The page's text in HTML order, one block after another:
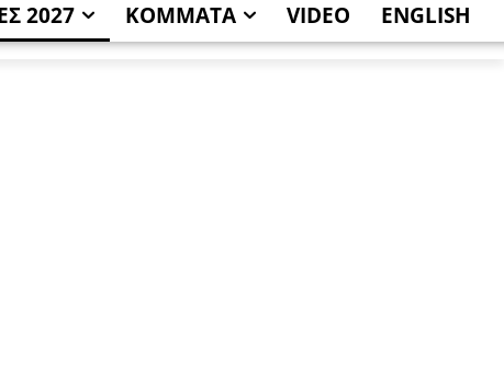
2027 ΚΟΜΜΑΤΑ VIDEO ENGLISH